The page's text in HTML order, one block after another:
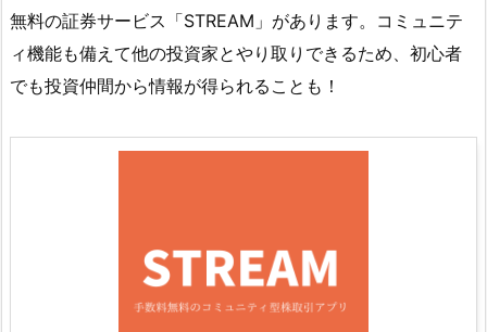
無料の証券サービス「STREAM」があります。コミュニテ
ィ機能も備えて他の投資家とやり取りできるため、初心者
でも投資仲間から情報が得られることも！